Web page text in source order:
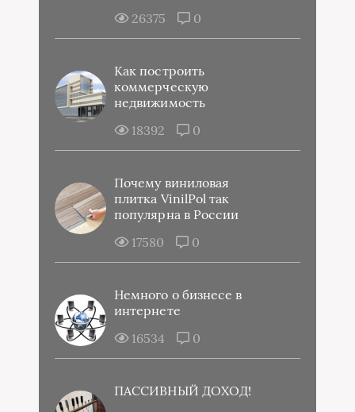
26375
0
Как построить
коммерческую
недвижимость
18392
0
Почему виниловая
плитка VinilPol так
популярна в России
17580
0
Немного о бизнесе в
интернете
16534
0
ПАССИВНЫЙ ДОХОД!